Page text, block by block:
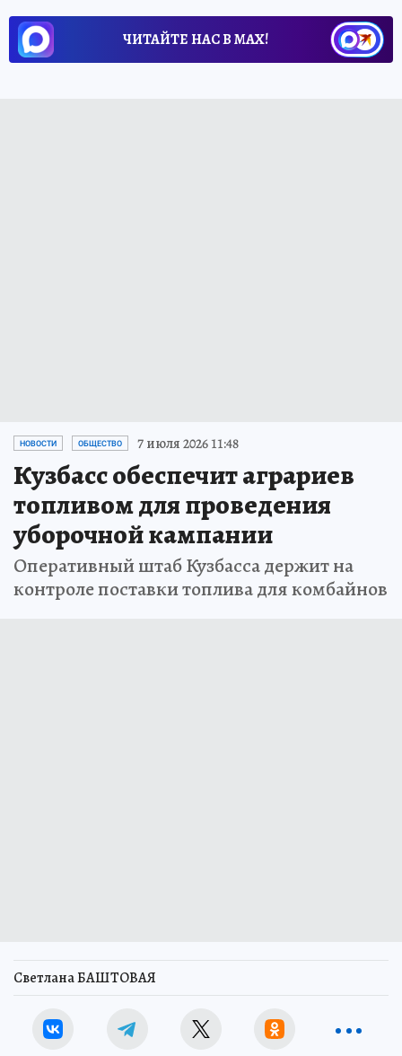
ЧИТАЙТЕ НАС В МАХ!
НОВОСТИ ОБЩЕСТВО 7 июля 2026 11:48
Кузбасс обеспечит аграриев
топливом для проведения
уборочной кампании
Оперативный штаб Кузбасса держит на
контроле поставки топлива для комбайнов
Светлана БАШТОВАЯ